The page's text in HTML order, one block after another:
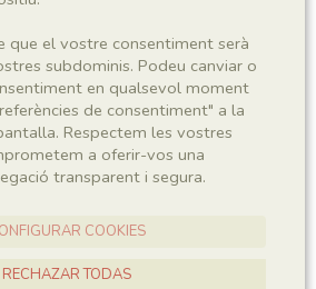
que el vostre consentiment serà
subdominis. Podeu canviar o
en qualsevol moment
de consentiment" a la
Respectem les vostres
a oferir-vos una
transparent i segura.
COOKIES
RECHAZAR TODAS